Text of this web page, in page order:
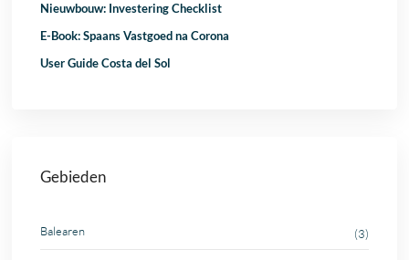
Nieuwbouw: Investering Checklist
E-Book: Spaans Vastgoed na Corona
User Guide Costa del Sol
Gebieden
Balearen (3)